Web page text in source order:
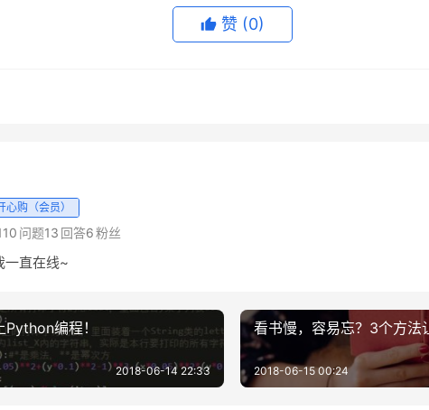
）即是 Python 源码文件，其可以导出类、函数与全局变量；
命名空间（Namespace）。而 Python 中的包（Package）
件夹为包:
赞 (0)
心购（会员）
问题13 回答6粉丝
一直在线~
Python编程！
2018-06-14 22:33
看书慢，容易忘？3个方法
2018-06-15 00:24